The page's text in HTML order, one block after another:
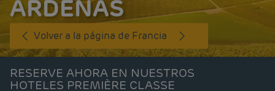
ARDENAS
Volver a la página de Francia
RESERVE AHORA EN NUESTROS
HOTELES PREMIÈRE CLASSE